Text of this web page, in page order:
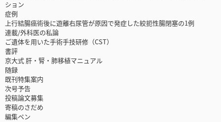
ション
症例
上行結腸癌術後に遊離右尿管が原因で発症した絞扼性腸閉塞の1例
連載/外科医の私論
ご遺体を用いた手術手技研修（CST）
書評
京大式 肝・腎・肺移植マニュアル
随録
既刊特集案内
次号予告
投稿論文募集
寄稿のさだめ
編集ペン